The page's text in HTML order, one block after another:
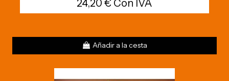
24,20 € Con IVA
Añadir a la cesta